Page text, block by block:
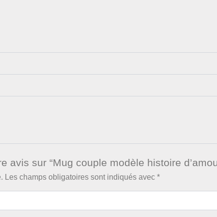
avis sur “Mug couple modèle histoire
Les champs obligatoires sont indiqués avec *